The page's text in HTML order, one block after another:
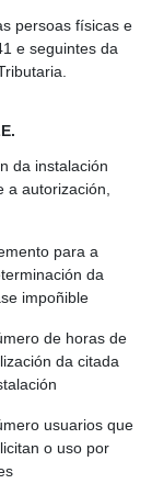
persoas físicas e
e seguintes da
da instalación
a autorización,
para a
da
impoñible
de horas de
da citada
usuarios que
o uso por